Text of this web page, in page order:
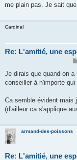
me plain pas. Je sait
Cardinal
Re: L'amitié, une
Je dirais que quand on
conseiller à n'importe
Ca semble évident mais
(d'ailleur ca s'applique
armand-des-poissons
Re: L'amitié, une